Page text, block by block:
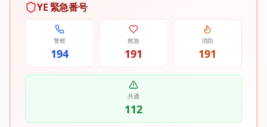
YE 緊急番号
警察
194
救急
191
消防
191
共通
112